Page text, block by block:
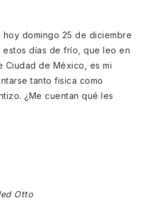
domingo 25 de diciembre
estos días de frío, que leo en
Ciudad de México, es mi
tanto fisica como
¿Me cuentan qué les
Otto